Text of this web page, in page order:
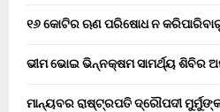
୧୬ କୋଟିର ଋଣ ପରିଷୋଧ ନ
ଭୀମ ଭୋଇ ଭିନ୍ନକ୍ଷମ ସାମର୍ଥ୍ୟ ଶିବିର
ମାନ୍ୟବର ରାଷ୍ଟ୍ରପତି ଦ୍ରୌପଦୀ